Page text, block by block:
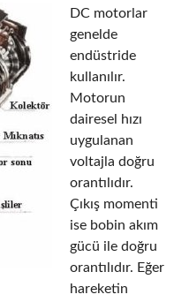
DC motorlar
genelde
endüstride
kullanılır.
Motorun
dairesel hızı
uygulanan
voltajla doğru
orantılıdır.
Çıkış momenti
ise bobin akım
gücü ile doğru
orantılıdır. Eğer
hareketin